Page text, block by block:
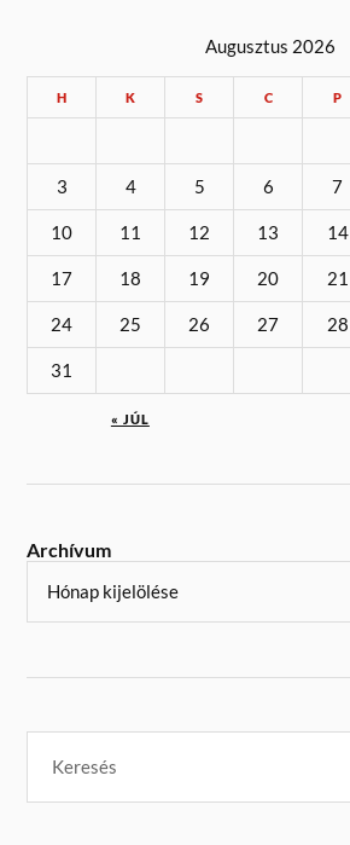
Augusztus 2026
H K S C P
3 4 5 6 7
10 11 12 13 14
17 18 19 20 21
24 25 26 27 28
31
« JÚL
Archívum